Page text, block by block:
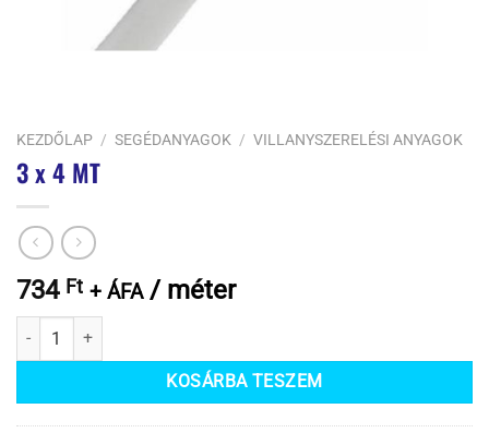
KEZDŐLAP / SEGÉDANYAGOK / VILLANYSZERELÉSI ANYAGOK
3 x 4 MT
734 Ft + ÁFA/ méter
3 x 4 MT mennyiség
KOSÁRBA TESZEM